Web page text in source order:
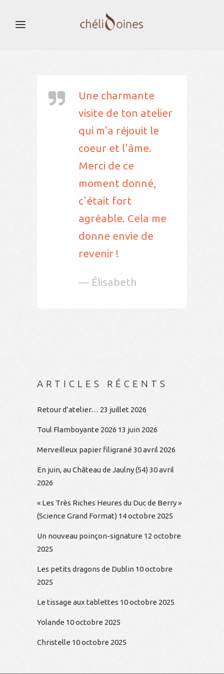
Une charmante
visite de ton atelier
qui m'a réjouit le
coeur et l'âme.
Merci de ce
moment donné,
c'était fort
agréable. Cela me
donne envie de
revenir !
— Élisabeth
ARTICLES RÉCENTS
Retour d’atelier… 23 juillet 2026
Toul Flamboyante 2026 13 juin 2026
Merveilleux papier filigrané 30 avril 2026
En juin, au Château de Jaulny (54)30 avril
2026
« Les Très Riches Heures du Duc de Berry »
(Science Grand Format) 14 octobre 2025
Un nouveau poinçon-signature 12 octobre
2025
Les petits dragons de Dublin 10 octobre
2025
Le tissage aux tablettes 10 octobre 2025
Yolande 10 octobre 2025
Christelle 10 octobre 2025